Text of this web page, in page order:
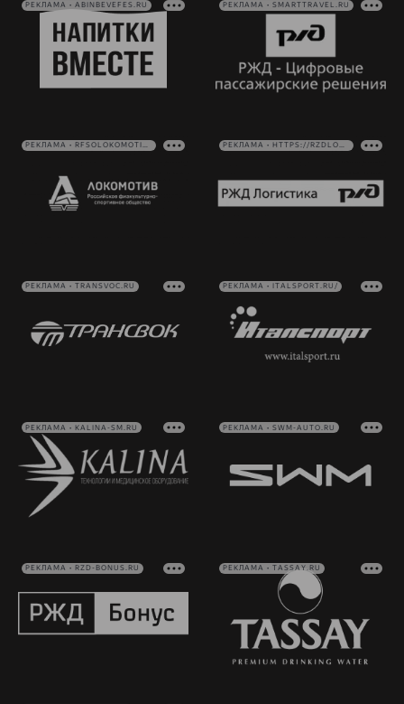
РЕКЛАМА • ABINBEVEFES.RU РЕКЛАМА • SMARTTRAVEL.RU
РЕКЛАМА • RFSOLOKOMOTIV.RU РЕКЛАМА • HTTPS://RZDLOG.RU/
РЕКЛАМА • TRANSVOC.RU РЕКЛАМА • ITALSPORT.RU/
РЕКЛАМА • KALINA-SM.RU РЕКЛАМА • SWM-AUTO.RU
РЕКЛАМА • RZD-BONUS.RU РЕКЛАМА • TASSAY.RU